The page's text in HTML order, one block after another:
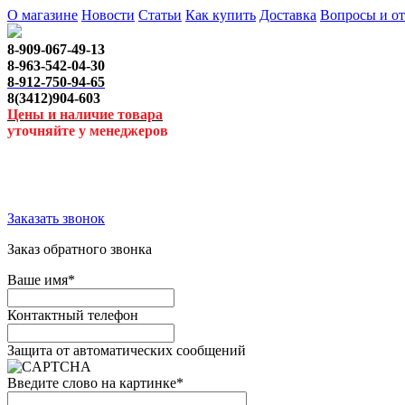
О магазине Новости Статьи Как купить Доставка Вопросы и
8-909-067-49-13
8-963-542-04-30
8-912-750-94-65
8(3412)904-603
Цены и наличие товара
уточняйте у менеджеров
Заказать звонок
Заказ обратного звонка
Ваше имя*
Контактный телефон
Защита от автоматических сообщений
Введите слово на картинке*